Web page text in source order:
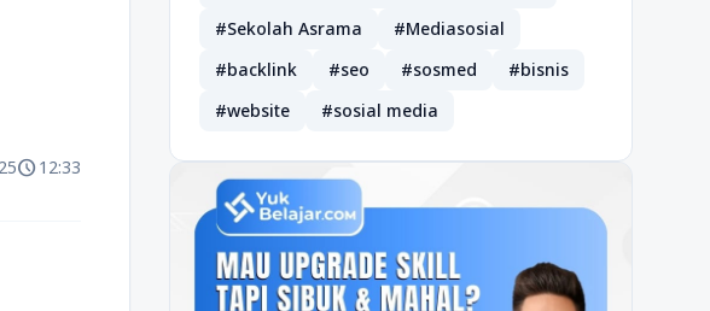
schedule12:33
#Sekolah Asrama
#Mediasosial
#backlink
#seo #sosmed
#bisnis
#website
#sosial media